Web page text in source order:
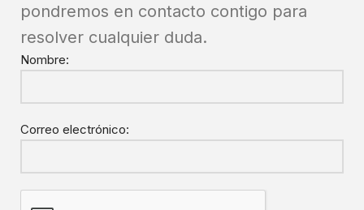
pondremos en contacto contigo para
resolver cualquier duda.
Nombre:
Correo electrónico: